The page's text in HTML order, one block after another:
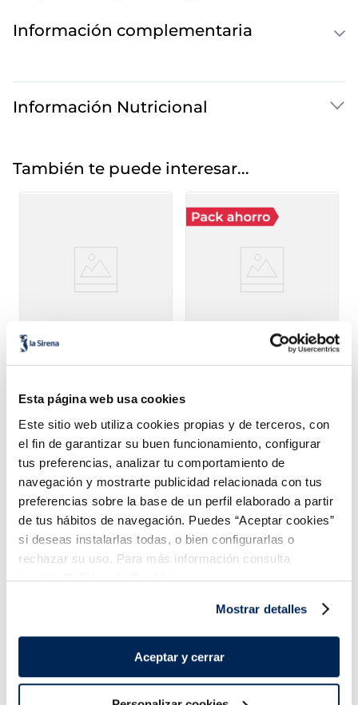
Esta página web usa cookies
Este sitio web utiliza cookies propias y de terceros, con
el fin de garantizar su buen funcionamiento, configurar
tus preferencias, analizar tu comportamiento de
navegación y mostrarte publicidad relacionada con tus
preferencias sobre la base de un perfil elaborado a partir
de tus hábitos de navegación. Puedes “Aceptar cookies”
si deseas instalarlas todas, o bien configurarlas o
rechazar su uso. Para más información consulta
nuestraPolítica de Cookies.
Mostrar detalles
Aceptar y cerrar
Información complementaria
Información Nutricional
También te puede interesar...
Salsa brava
1,29 € Unidad 220 ml
Añadir
Mayonesa
Añadir